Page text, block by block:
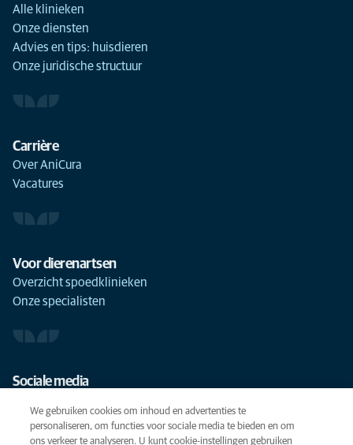
Alle klinieken
Onze diensten
Advies en tips: huisdieren
Onze juridische structuur
Carrière
Over AniCura
Vacatures
Voor dierenartsen
Overzicht spoedklinieken
Onze specialisten
Sociale media
We gebruiken cookies om inhoud en advertenties te
personaliseren, om functies voor sociale media te bieden en om
ons verkeer te analyseren. U kunt cookie-instellingen gebruiken